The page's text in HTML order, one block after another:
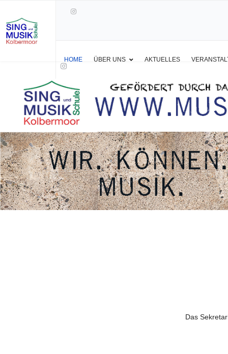
HOME ÜBER UNS AKTUELLES
Das